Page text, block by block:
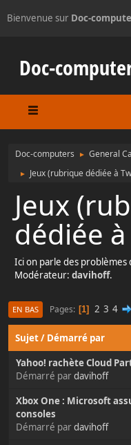
Bienvenue sur Doc-
Doc-
Doc-computers ► General
► Jeux (rubrique dédiée à
Jeux
dédiée
Ici on parle des problèmes
Modérateur: davihoff.
EN BAS Pages 1 2 3 4
Sujet/ Démarré par
Yahoo! rachète Cloud
Démarré pardavihoff
Xbox One : Microsoft
consoles
Démarré pardavihoff